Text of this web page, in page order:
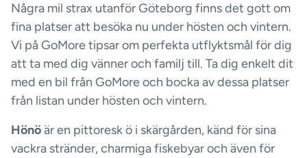
Några mil strax utanför Göteborg finns det gott om
fina platser att besöka nu under hösten och vintern.
Vi på GoMore tipsar om perfekta utflyktsmål för dig
att ta med dig vänner och familj till. Ta dig enkelt dit
med en bil från GoMore och bocka av dessa platser
från listan under hösten och vintern.
Hönöär en pittoresk ö i skärgården, känd för sina
vackra stränder, charmiga fiskebyar och även för